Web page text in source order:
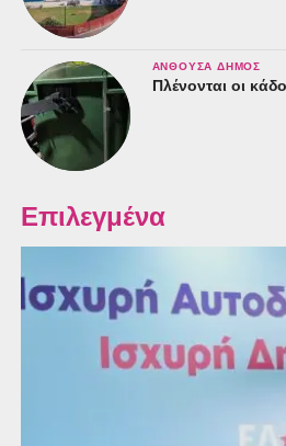
ΑΝΘΟΎΣΑ ΔΉΜΟΣ
Πλένονται οι
Επιλεγμένα